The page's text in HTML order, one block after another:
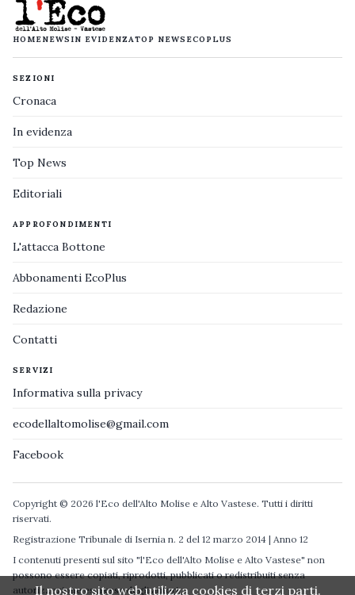
HOMENEWS IN EVIDENZATOP NEWS ECOPLUS
SEZIONI
Cronaca
In evidenza
Top News
Editoriali
APPROFONDIMENTI
L'attacca Bottone
Abbonamenti EcoPlus
Redazione
Contatti
SERVIZI
Informativa sulla privacy
ecodellaltomolise@gmail.com
Facebook
Copyright © 2026 l'Eco dell'Alto Molise e Alto Vastese. Tutti i diritti
riservati.
Registrazione Tribunale di Isernia n. 2 del 12 marzo 2014 | Anno 12
I contenuti presenti sul sito "l'Eco dell'Alto Molise e Alto Vastese" non
possono essere copiati, riprodotti, pubblicati o redistribuiti senza
autorizzazione espressa degli autori.
Il nostro sito web utilizza cookies di terzi parti.